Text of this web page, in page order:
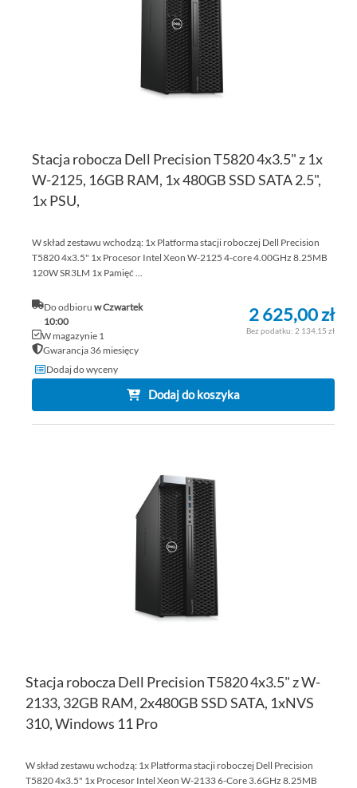
Stacja robocza Dell Precision T5820 4x3.5" z 1x
W-2125, 16GB RAM, 1x 480GB SSD SATA 2.5",
1x PSU,
W skład zestawu wchodzą: 1x Platforma stacji roboczej Dell Precision
T5820 4x3.5" 1x Procesor Intel Xeon W-2125 4-core 4.00GHz 8.25MB
120W SR3LM 1x Pamięć ...
Do odbioruw Czwartek
10:00
W magazynie 1
Gwarancja 36 miesięcy
2 625,00 zł
2 134,15 zł
Dodaj do wyceny
Dodaj do koszyka
Stacja robocza Dell Precision T5820 4x3.5" z W-
2133, 32GB RAM, 2x480GB SSD SATA, 1xNVS
310, Windows 11 Pro
W skład zestawu wchodzą: 1x Platforma stacji roboczej Dell Precision
T5820 4x3.5" 1x Procesor Intel Xeon W-2133 6-Core 3.6GHz 8.25MB